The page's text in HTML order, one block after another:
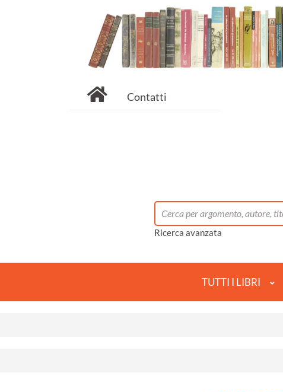
Contatti
Ricerca avanzata
TUTTI I LIBRI